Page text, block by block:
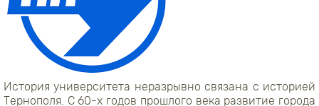
История университета неразрывно связана с историей
Тернополя. С 60-х годов прошлого века развитие города